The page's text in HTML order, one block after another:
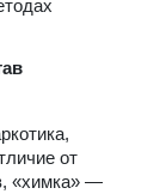
от
«химка» —